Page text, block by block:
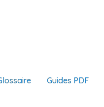
Guides PDF